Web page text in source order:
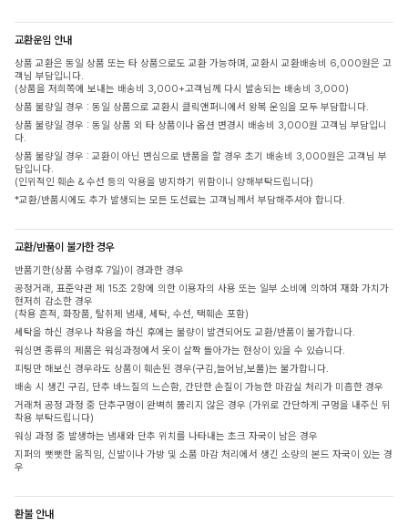
교환운임 안내
상품 교환은 동일 상품 또는 타 상품으로도 교환 가능하며, 교환시 교환배송비 6,000원은 고
객님 부담입니다.
(상품을 저희쪽에 보내는 배송비 3,000+고객님께 다시 발송되는 배송비 3,000)
상품 불량일 경우 : 동일 상품으로 교환시 클릭앤퍼니에서 왕복 운임을 모두 부담합니다.
상품 불량일 경우 : 동일 상품 외 타 상품이나 옵션 변경시 배송비 3,000원 고객님 부담입니
다.
상품 불량일 경우 : 교환이 아닌 변심으로 반품을 할 경우 초기 배송비 3,000원은 고객님 부
담입니다.
(인위적인 훼손 & 수선 등의 악용을 방지하기 위함이니 양해부탁드립니다)
*교환/반품시에도 추가 발생되는 모든 도선료는 고객님께서 부담해주셔야 합니다.
교환/반품이 불가한 경우
반품기한(상품 수령후 7일)이 경과한 경우
공정거래, 표준약관 제 15조 2항에 의한 이용자의 사용 또는 일부 소비에 의하여 재화 가치가
현저히 감소한 경우
(착용 흔적, 화장품, 탈취제 냄새, 세탁, 수선, 택훼손 포함)
세탁을 하신 경우나 착용을 하신 후에는 불량이 발견되어도 교환/반품이 불가합니다.
워싱면 종류의 제품은 워싱과정에서 옷이 살짝 돌아가는 현상이 있을 수 있습니다.
피팅만 해보신 경우라도 상품이 훼손된 경우(구김,늘어남,보풀)는 불가합니다.
배송 시 생긴 구김, 단추 바느질의 느슨함, 간단한 손질이 가능한 마감실 처리가 미흡한 경우
거래처 공정 과정 중 단추구멍이 완벽히 뚫리지 않은 경우 (가위로 간단하게 구멍을 내주신 뒤
착용 부탁드립니다)
워싱 과정 중 발생하는 냄새와 단추 위치를 나타내는 초크 자국이 남은 경우
지퍼의 뻣뻣한 움직임, 신발이나 가방 및 소품 마감 처리에서 생긴 소량의 본드 자국이 있는 경
우
환불 안내